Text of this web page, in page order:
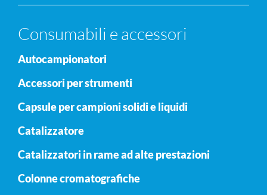
Consumabili e accessori
Autocampionatori
Accessori per strumenti
Capsule per campioni solidi e liquidi
Catalizzatore
Catalizzatori in rame ad alte prestazioni
Colonne cromatografiche